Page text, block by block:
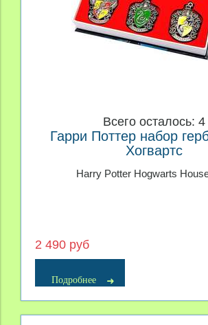
Всего осталось: 4
Гарри Поттер набор
Хогвартс
Harry Potter Hogwarts
2 490 руб
Подробнее